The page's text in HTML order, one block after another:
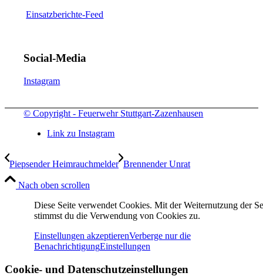
Einsatzberichte-Feed
Social-Media
Instagram
© Copyright - Feuerwehr Stuttgart-Zazenhausen
Link zu Instagram
Piepsender Heimrauchmelder Brennender Unrat
Nach oben scrollen
Diese Seite verwendet Cookies. Mit der Weiternutzung der
stimmst du die Verwendung von Cookies zu.
Einstellungen akzeptierenVerberge nur die
BenachrichtigungEinstellungen
Cookie- und Datenschutzeinstellungen